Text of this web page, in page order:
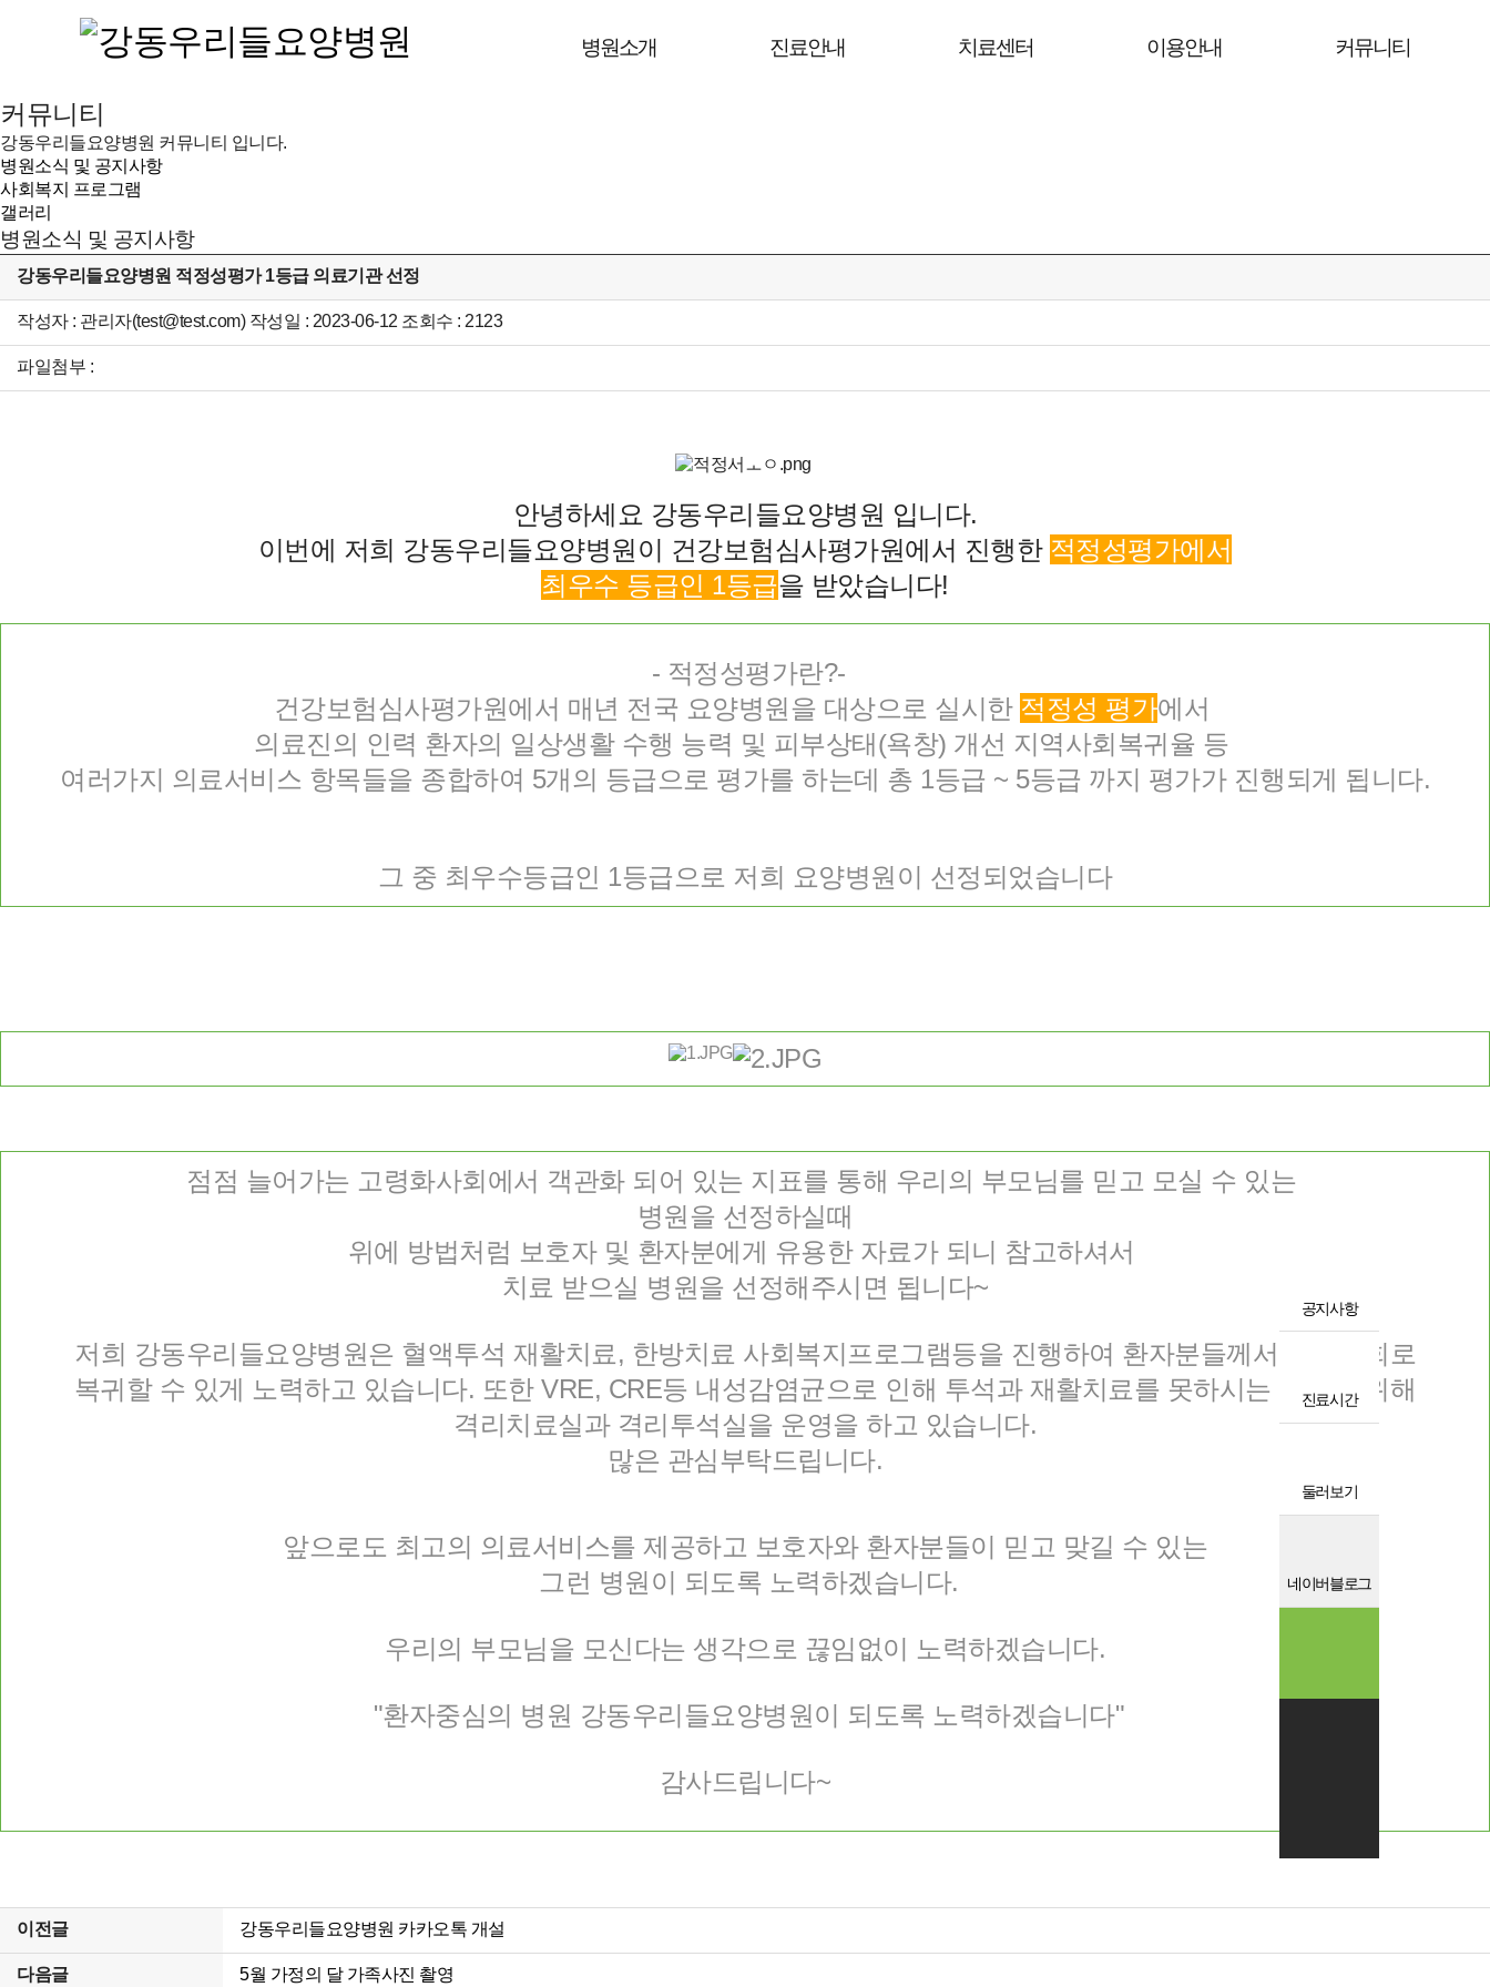
공지사항
진료시간
둘러보기
네이버블로그
병원소개 진료안내 치료센터 이용안내 커뮤니티
커뮤니티
강동우리들요양병원 커뮤니티 입니다.
병원소식 및 공지사항
사회복지 프로그램
갤러리
병원소식 및 공지사항
강동우리들요양병원 적정성평가 1등급 의료기관 선정
작성자 : 관리자(test@test.com) 작성일 : 2023-06-12 조회수 : 2123
파일첨부 :
안녕하세요 강동우리들요양병원 입니다.
이번에 저희 강동우리들요양병원이 건강보험심사평가원에서 진행한 적정성평가에서
최우수 등급인 1등급을 받았습니다!
- 적정성평가란?-
건강보험심사평가원에서 매년 전국 요양병원을 대상으로 실시한 적정성 평가에서
의료진의 인력 환자의 일상생활 수행 능력 및 피부상태(욕창) 개선 지역사회복귀율 등
여러가지 의료서비스 항목들을 종합하여 5개의 등급으로 평가를 하는데 총 1등급 ~ 5등급 까지 평가가 진행되게 됩니다.
그 중 최우수등급인 1등급으로 저희 요양병원이 선정되었습니다
점점 늘어가는 고령화사회에서 객관화 되어 있는 지표를 통해 우리의 부모님를 믿고 모실 수 있는
병원을 선정하실때
위에 방법처럼 보호자 및 환자분에게 유용한 자료가 되니 참고하셔서
치료 받으실 병원을 선정해주시면 됩니다~
저희 강동우리들요양병원은 혈액투석 재활치료, 한방치료 사회복지프로그램등을 진행하여 환자분들께서 지역사회로
복귀할 수 있게 노력하고 있습니다. 또한 VRE, CRE등 내성감염균으로 인해 투석과 재활치료를 못하시는 분들을 위해
격리치료실과 격리투석실을 운영을 하고 있습니다.
많은 관심부탁드립니다.
앞으로도 최고의 의료서비스를 제공하고 보호자와 환자분들이 믿고 맞길 수 있는
그런 병원이 되도록 노력하겠습니다.
우리의 부모님을 모신다는 생각으로 끊임없이 노력하겠습니다.
"환자중심의 병원 강동우리들요양병원이 되도록 노력하겠습니다"
감사드립니다~
이전글 강동우리들요양병원 카카오톡 개설
다음글 5월 가정의 달 가족사진 촬영